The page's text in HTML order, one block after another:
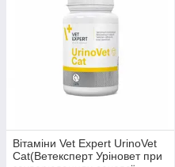
Вітаміни Vet Expert UrinoVet
Cat(Ветексперт Уріновет при